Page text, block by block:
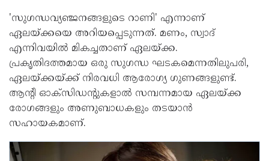
'സുഗന്ധവ്യഞ്ജനങ്ങളുടെ റാണി' എന്നാണ്
ഏലയ്ക്കയെ അറിയപ്പെടുന്നത്. മണം, സ്വാദ്
എന്നിവയിൽ മികച്ചതാണ് ഏലയ്ക്ക.
പ്രകൃതിദത്തമായ ഒരു സുഗന്ധ ഘടകമെന്നതിലുപരി,
ഏലയ്ക്കയ്ക്ക് നിരവധി ആരോഗ്യ ഗുണങ്ങളുണ്ട്.
ആന്റി ഓക്സിഡന്റുകളാൽ സമ്പന്നമായ ഏലയ്ക്ക
രോ​ഗങ്ങളും അണുബാധകളും തടയാൻ
സഹായകമാണ്.